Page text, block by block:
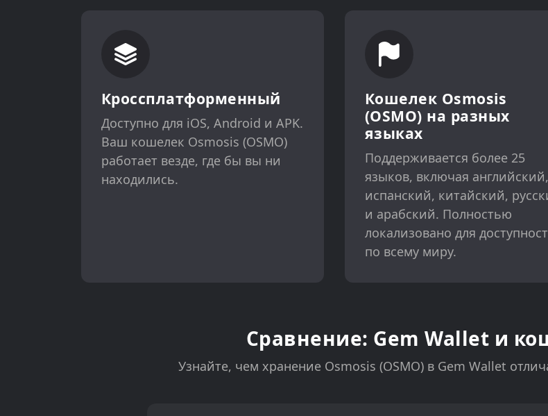
Кроссплатформенный
Доступно для iOS, Android и APK.
Ваш кошелек Osmosis (OSMO)
работает везде, где бы вы ни
находились.
Кошелек Osmosis
(OSMO) на разных
языках
Поддерживается более 25
языков, включая английский,
испанский, китайский,
и арабский. Полностью
локализовано для
по всему миру.
Сравнение: Gem Wallet и
Узнайте, чем хранение Osmosis (OSMO) в Gem Wallet